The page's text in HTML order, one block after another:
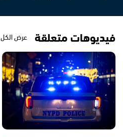
فيديوهات متعلقة عرض الكل